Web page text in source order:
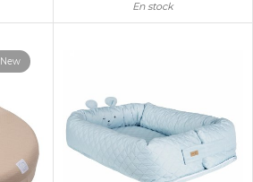
En stock
New